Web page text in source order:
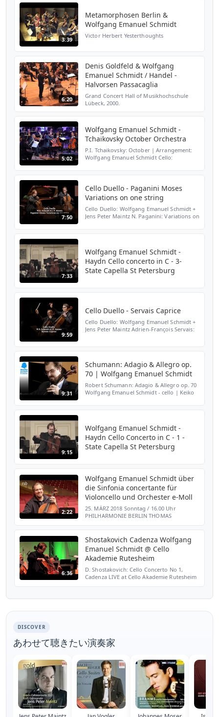
3:39
Metamorphosen Berlin &
Wolfgang Emanuel Schmidt
Victor Herbert Yesterthoughts
6:20
Denis Goldfeld & Wolfgang
Emanuel Schmidt / Handel -
Halvorsen Passacaglia
Grand Concert Hall of Musikhochschule
Lübeck, 2000.
5:02
Wolfgang Emanuel Schmidt -
Tchaikovsky October Orchestra
P.I. Tchaikovsky: October | Arrangement:
Wolfgang Emanuel Schmidt Cello:
7:50
Cello Duello - Paganini Moses
Variations on one string
Cello Duello: Wolfgang Emanuel Schmidt +
Jens Peter Maintz N. Paganini: Variations on
7:33
Wolfgang Emanuel Schmidt -
Haydn Cello concerto in C - 3-
State Capella St Petersburg
9:59
Cello Duello - Servais Caprice
Cello Duello: Wolfgang Emanuel Schmidt +
Jens Peter Maintz Adrien-François Servais:
9:31
Schumann: Adagio & Allegro op.
70 | Wolfgang Emanuel Schmidt
Robert Schumann: Adagio & Allegro op. 70
Wolfgang Emanuel Schmidt - cello | Keiko
9:15
Wolfgang Emanuel Schmidt -
Haydn Cello Concerto in C - 1 -
State Capella St Petersburg
2:22
Wolfgang Emanuel Schmidt über
die Sinfonia concertante für
Violoncello und Orchester e-Moll
25. MÄRZ 2018 Sonntag / 16.00 Uhr
PHILHARMONIE BERLIN THOMAS
Berlin SERGEI PROKOFJEW "Die Liebe zu d...
6:36
Shostakovich Cadenza Wolfgang
Emanuel Schmidt @ Cello
Akademie Rutesheim
D. Shostakovich: Cello Concerto No 1,
Cadenza LIVE at Cello Akademie Rutesheim
Wolfgang Emanuel...
DISCOVER
あわせて聴きたい演奏家